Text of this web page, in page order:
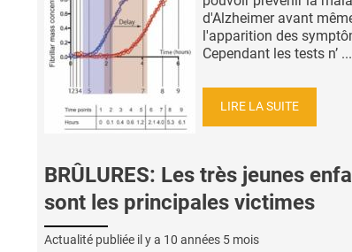
d'Alzheimer avant
l'apparition des
Cependant les tests n’ ...
LIRE LA SUITE
BRÛLURES: Les très jeunes
sont les principales victimes
Actualité publiée il y a 10 années 5 mois